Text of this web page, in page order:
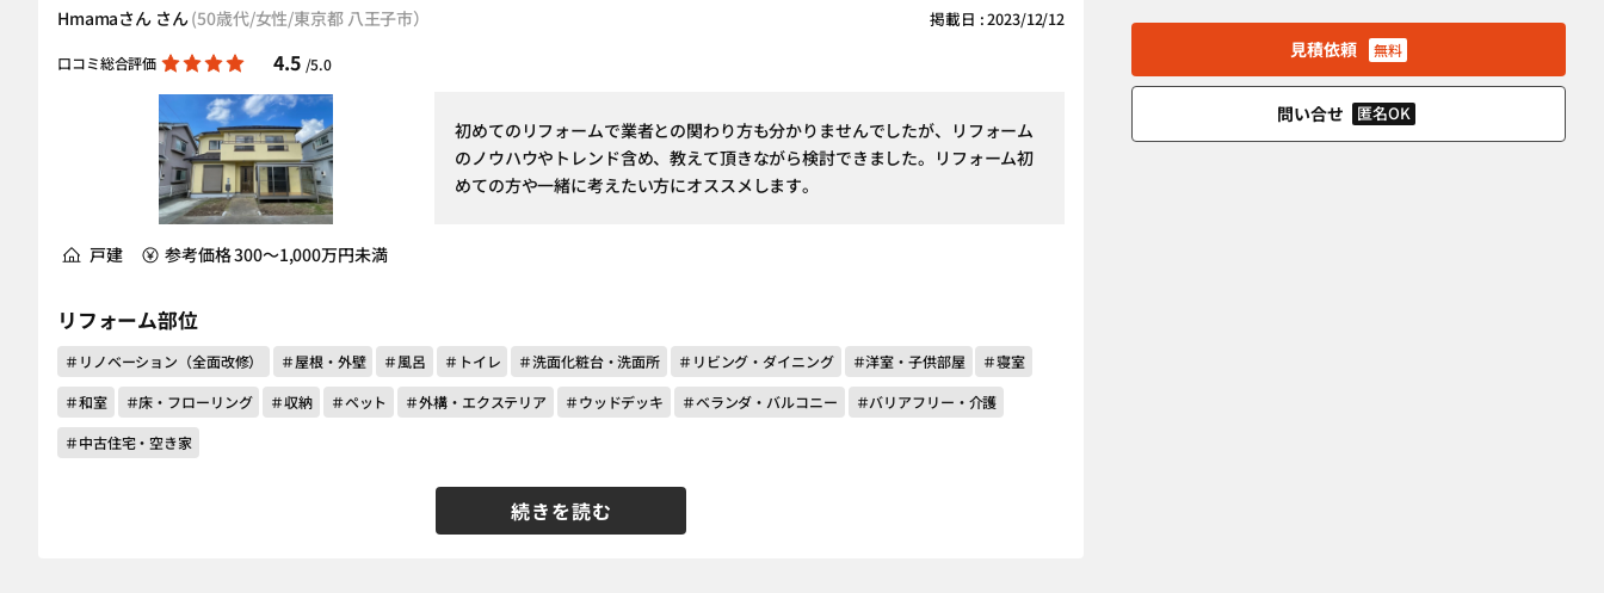
Hmamaさん さん(50歳代/女性/東京都 八王子市） 掲載日 : 2023/12/12
口コミ総合評価 4.5 /5.0
初めてのリフォームで業者との関わり方も分かりませんでしたが、リフォーム
のノウハウやトレンド含め、教えて頂きながら検討できました。リフォーム初
めての方や一緒に考えたい方にオススメします。
続きを読む
戸建 参考価格 300～1,000万円未満
リフォーム部位
＃リノベーション（全面改修） ＃屋根・外壁 ＃風呂 ＃トイレ ＃洗面化粧台・洗面所 ＃リビング・ダイニング ＃洋室・子供部屋
＃寝室
＃和室
＃床・フローリング ＃収納 ＃ペット ＃外構・エクステリア ＃ウッドデッキ ＃ベランダ・バルコニー
＃バリアフリー・介護
＃中古住宅・空き家
見積依頼 無料
問い合せ 匿名OK